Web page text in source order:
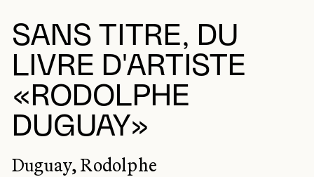
SANS TITRE, DU
LIVRE D'ARTISTE
«RODOLPHE
DUGUAY»
Duguay, Rodolphe